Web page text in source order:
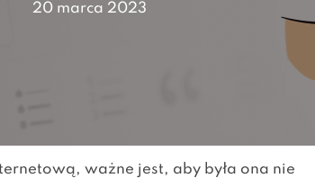
20 marca 2023
ważne jest, aby była ona nie